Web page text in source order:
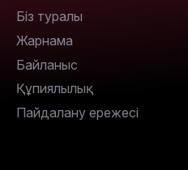
Біз туралы
Жарнама
Байланыс
Құпиялылық
Пайдалану ережесі